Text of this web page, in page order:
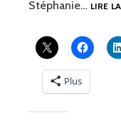
Stéphanie… LIRE
Plus